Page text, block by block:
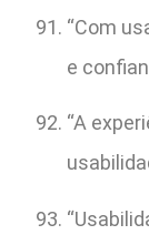
“Com
e
“A